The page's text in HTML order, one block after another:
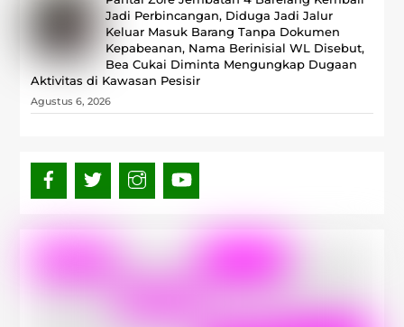
Jadi Perbincangan, Diduga Jadi Jalur
Keluar Masuk Barang Tanpa Dokumen
Kepabeanan, Nama Berinisial WL Disebut,
Bea Cukai Diminta Mengungkap Dugaan
Aktivitas di Kawasan Pesisir
Agustus 6, 2026